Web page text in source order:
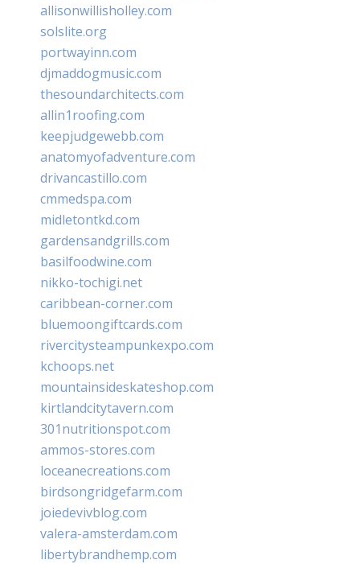
allisonwillisholley.com
solslite.org
portwayinn.com
djmaddogmusic.com
thesoundarchitects.com
allin1roofing.com
keepjudgewebb.com
anatomyofadventure.com
drivancastillo.com
cmmedspa.com
midletontkd.com
gardensandgrills.com
basilfoodwine.com
nikko-tochigi.net
caribbean-corner.com
bluemoongiftcards.com
rivercitysteampunkexpo.com
kchoops.net
mountainsideskateshop.com
kirtlandcitytavern.com
301nutritionspot.com
ammos-stores.com
loceanecreations.com
birdsongridgefarm.com
joiedevivblog.com
valera-amsterdam.com
libertybrandhemp.com